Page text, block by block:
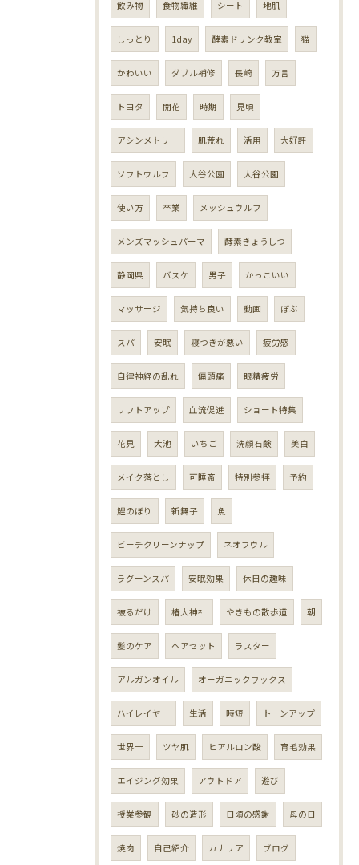
飲み物 食物繊維 シート 地肌
しっとり 1day 酵素ドリンク教室 猫
かわいい ダブル補修 長崎 方言
トヨタ 開花 時期 見頃
アシンメトリー 肌荒れ 活用 大好評
ソフトウルフ 大谷公園 大谷公園
使い方 卒業 メッシュウルフ
メンズマッシュパーマ 酵素きょうしつ
静岡県 バスケ 男子 かっこいい
マッサージ 気持ち良い 動画 ぼぶ
スパ 安眠 寝つきが悪い 疲労感
自律神経の乱れ 偏頭痛 眼精疲労
リフトアップ 血流促進 ショート特集
花見 大池 いちご 洗顔石鹸 美白
メイク落とし 可睡斎 特別参拝 予約
鯉のぼり 新舞子 魚
ビーチクリーンナップ ネオフウル
ラグーンスパ 安眠効果 休日の趣味
被るだけ 椿大神社 やきもの散歩道 朝
髪のケア ヘアセット ラスター
アルガンオイル オーガニックワックス
ハイレイヤー 生活 時短 トーンアップ
世界一 ツヤ肌 ヒアルロン酸 育毛効果
エイジング効果 アウトドア 遊び
授業参観 砂の造形 日頃の感謝 母の日
焼肉 自己紹介 カナリア ブログ